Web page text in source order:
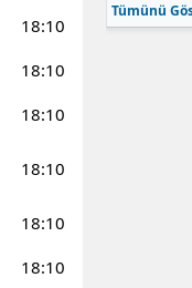
18:10
18:10
18:10
18:10
18:10
18:10
Tümünü